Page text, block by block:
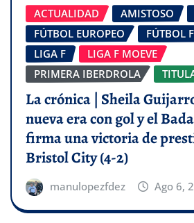
ACTUALIDAD AMISTOSO
FÚTBOL EUROPEO
FÚTBOL
LIGA F
LIGA F MOEVE
PRIMERA IBERDROLA
La crónica | Sheila
nueva era con gol y el
firma una victoria de
Bristol City (4-2)
manulopezfdez Ago 6,